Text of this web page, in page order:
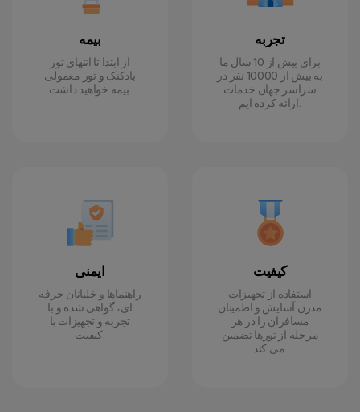
بیمه
از ابتدا تا انتهای تور
بادکنک و تور معمولی
بیمه خواهید داشت.
تجربه
برای بیش از 10 سال ما
به بیش از 10000 نفر در
سراسر جهان خدمات
ارائه کرده ایم.
ایمنی
راهنماها و خلبانان حرفه
ای، گواهی شده و با
تجربه و تجهیزات با
کیفیت.
کیفیت
استفاده از تجهیزات
مدرن آسایش و اطمینان
مسافران را در هر
مرحله از تورها تضمین
می کند.